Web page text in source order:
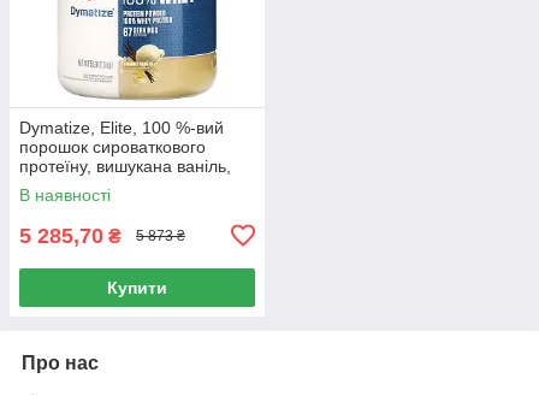
Dymatize, Elite, 100 %-вий
порошок сироваткового
протеїну, вишукана ваніль,
2,3 кг (5 фунтів)
В наявності
5 285,70 ₴ 5 873 ₴
Купити
Про нас